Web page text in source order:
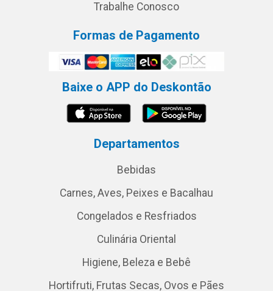
Trabalhe Conosco
Formas de Pagamento
Baixe o APP do Deskontão
Departamentos
Bebidas
Carnes, Aves, Peixes e Bacalhau
Congelados e Resfriados
Culinária Oriental
Higiene, Beleza e Bebê
Hortifruti, Frutas Secas, Ovos e Pães